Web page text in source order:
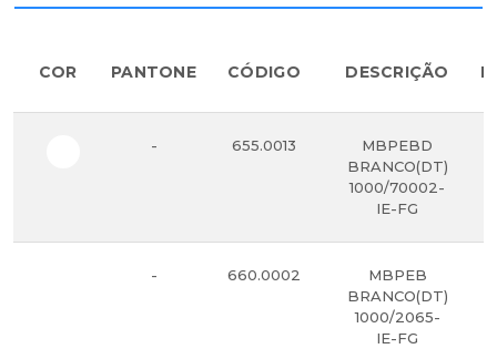
COR PANTONE CÓDIGO DESCRIÇÃO
- 655.0013
MBPEBD
BRANCO(DT)
1000/70002-
IE-FG
- 660.0002
MBPEB
BRANCO(DT)
1000/2065-
IE-FG